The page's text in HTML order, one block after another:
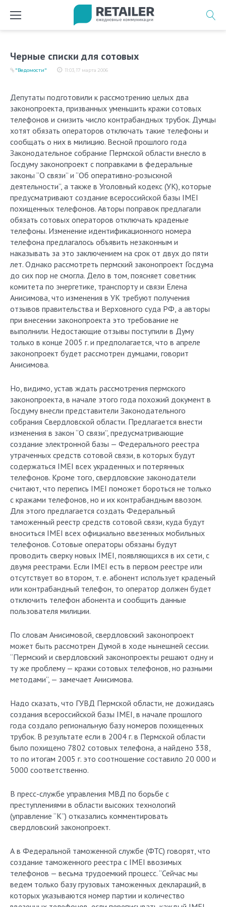
Черные списки для сотовых
11:03, 17 марта 2006
"Ведомости"
Депутаты подготовили к рассмотрению целых два
законопроекта, призванных уменьшить кражи сотовых
телефонов и снизить число контрабандных трубок. Думцы
хотят обязать операторов отключать такие телефоны и
сообщать о них в милицию. Весной прошлого года
Законодательное собрание Пермской области внесло в
Госдуму законопроект с поправками в федеральные
законы “О связи” и “Об оперативно-розыскной
деятельности”, а также в Уголовный кодекс (УК), которые
предусматривают создание всероссийской базы IMEI
похищенных телефонов. Авторы поправок предлагали
обязать сотовых операторов отключать краденые
телефоны. Изменение идентификационного номера
телефона предлагалось объявить незаконным и
наказывать за это заключением на срок от двух до пяти
лет. Однако рассмотреть пермский законопроект Госдума
до сих пор не смогла. Дело в том, поясняет советник
комитета по энергетике, транспорту и связи Елена
Анисимова, что изменения в УК требуют получения
отзывов правительства и Верховного суда РФ, а авторы
при внесении законопроекта это требование не
выполнили. Недостающие отзывы поступили в Думу
только в конце 2005 г. и предполагается, что в апреле
законопроект будет рассмотрен думцами, говорит
Анисимова.
Но, видимо, устав ждать рассмотрения пермского
законопроекта, в начале этого года похожий документ в
Госдуму внесли представители Законодательного
собрания Свердловской области. Предлагается внести
изменения в закон “О связи”, предусматривающие
создание электронной базы — Федерального реестра
утраченных средств сотовой связи, в которых будут
содержаться IMEI всех украденных и потерянных
телефонов. Кроме того, свердловские законодатели
считают, что перепись IMEI поможет бороться не только
с кражами телефонов, но и их контрабандным ввозом.
Для этого предлагается создать Федеральный
таможенный реестр средств сотовой связи, куда будут
вноситься IMEI всех официально ввезенных мобильных
телефонов. Cотовые операторы обязаны будут
проводить сверку новых IMEI, появляющихся в их сети, с
двумя реестрами. Если IMEI есть в первом реестре или
отсутствует во втором, т. е. абонент использует краденый
или контрабандный телефон, то оператор должен будет
отключить телефон абонента и сообщить данные
пользователя милиции.
По словам Анисимовой, свердловский законопроект
может быть рассмотрен Думой в ходе нынешней сессии.
“Пермский и свердловский законопроекты решают одну и
ту же проблему — кражи сотовых телефонов, но разными
методами”, — замечает Анисимова.
Надо сказать, что ГУВД Пермской области, не дожидаясь
создания всероссийской базы IMEI, в начале прошлого
года создало региональную базу номеров похищенных
трубок. В результате если в 2004 г. в Пермской области
было похищено 7802 сотовых телефона, а найдено 338,
то по итогам 2005 г. это соотношение составило 20 000 и
5000 соответственно.
В пресс-службе управления МВД по борьбе с
преступлениями в области высоких технологий
(управление “К”) отказались комментировать
свердловский законопроект.
А в Федеральной таможенной службе (ФТС) говорят, что
создание таможенного реестра с IMEI ввозимых
телефонов — весьма трудоемкий процесс. “Сейчас мы
ведем только базу грузовых таможенных деклараций, в
которых указываются номер партии и количество